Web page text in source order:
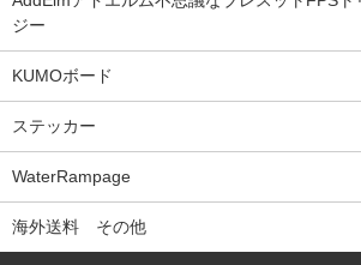
ジー
KUMOボード
ステッカー
WaterRampage
海外送料 その他